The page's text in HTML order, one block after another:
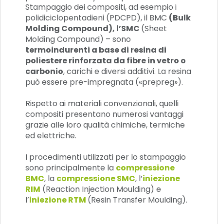
Stampaggio dei compositi, ad esempio i
polidiciclopentadieni (PDCPD), il BMC (Bulk
Molding Compound), l’SMC (Sheet
Molding Compound) – sono
termoindurenti a base di resina di
poliestere rinforzata da fibre in vetro o
carbonio, carichi e diversi additivi. La resina
può essere pre-impregnata («prepreg»).
Rispetto ai materiali convenzionali, quelli
compositi presentano numerosi vantaggi
grazie alle loro qualità chimiche, termiche
ed elettriche.
I procedimenti utilizzati per lo stampaggio
sono principalmente la compressione
BMC, la compressione SMC, l’iniezione
RIM (Reaction Injection Moulding) e
l’iniezione RTM (Resin Transfer Moulding).